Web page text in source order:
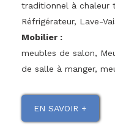
traditionnel à chaleur
Réfrigérateur, Lave-
Mobilier :
meubles de salon,
de salle à manger,
EN SAVOIR +